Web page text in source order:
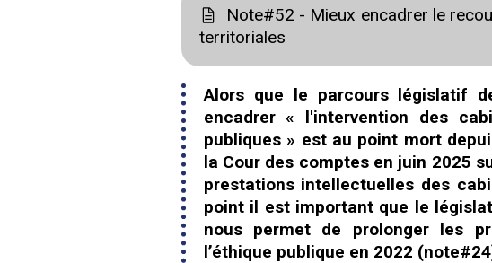
Note#52 - Mieux encadrer le
territoriales
Alors que le parcours législatif
encadrer « l'intervention des
publiques » est au point mort
la Cour des comptes en juin 2025
prestations intellectuelles des
point il est important que le
nous permet de prolonger les
l’éthique publique en 2022